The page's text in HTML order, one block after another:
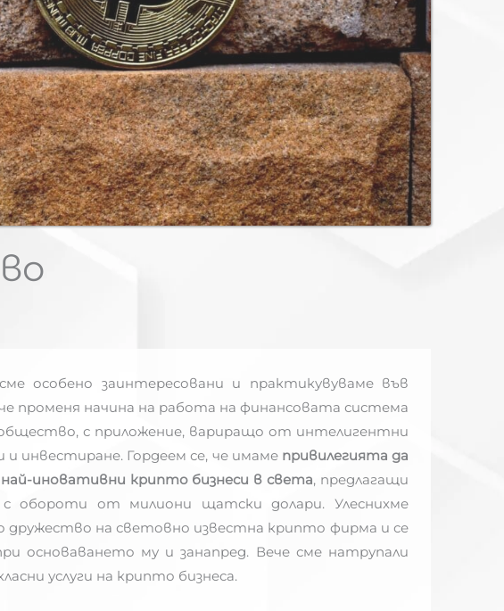
особено заинтересовани и практикувуваме във
променя начина на работа на финансовата система
с приложение, вариращо от интелигентни
и инвестиране. Гордеем се, че имаме привилегията да
иновативни крипто бизнеси в света, предлагащи
обороти от милиони щатски долари. Улеснихме
на световно известна крипто фирма и се
основаването му и занапред. Вече сме натрупали
услуги на крипто бизнеса.